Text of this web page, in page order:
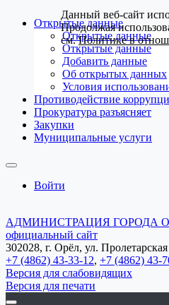
Открытые данные
Открытые данные
Открытые данные
Добавить данные
Об открытых данных
Условия
Противодействие
Прокуратура разъясняет
Закупки
Муниципальные услуги
Войти
АДМИНИСТРАЦИЯ ГОРОДА
официальный сайт
302028, г. Орёл, ул. Пролетарская
+7 (4862) 43-33-12, +7 (4862) 43-
Версия для слабовидящих
Версия для печати
Данный веб-сайт
Продолжая
см.Политике в